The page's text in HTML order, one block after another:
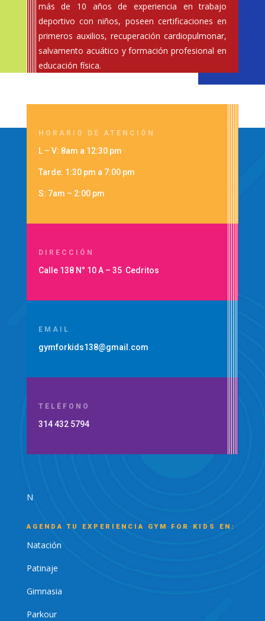
más de 10 años de experiencia en trabajo
deportivo con niños, poseen certificaciones en
primeros auxilios, recuperación cardiopulmonar,
salvamento acuático y formación profesional en
educación física.
HORARIO DE ATENCIÓN
L – V: 8am a 12:30 pm
Tarde: 1:30 pm a 7:00 pm
S: 7am – 2:00 pm
DIRECCIÓN
Calle 138 N° 10 A – 35 Cedritos
EMAIL
gymforkids138@gmail.com
TELÉFONO
314 432 5794
N
AGENDA TU EXPERIENCIA GYM FOR KIDS EN:
Natación
Patinaje
Gimnasia
Parkour